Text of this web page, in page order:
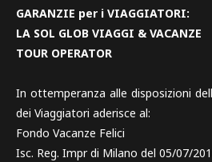
GARANZIE per i VIAGGIATORI:
LA SOL GLOB VIAGGI & VACANZE
TOUR OPERATOR
In ottemperanza alle disposizioni
dei Viaggiatori aderisce al:
Fondo Vacanze Felici
Isc. Reg. Impr di Milano del 05/07/